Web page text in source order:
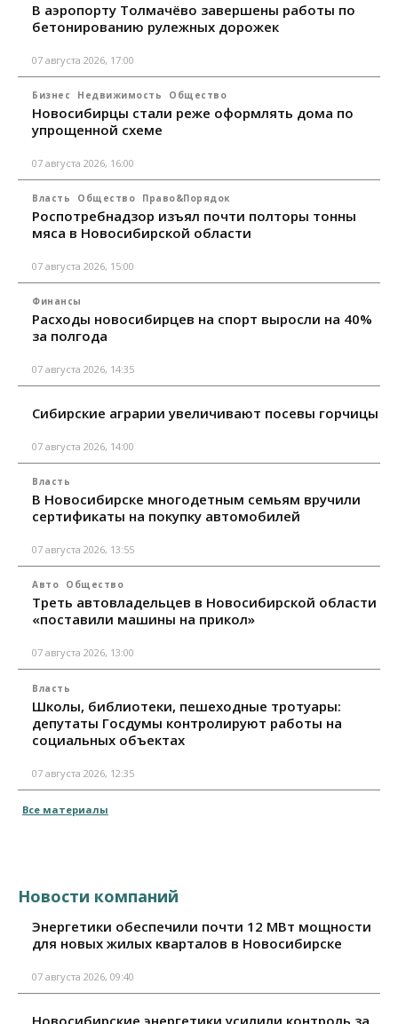
В аэропорту Толмачёво завершены работы по
бетонированию рулежных дорожек
07 августа 2026, 17:00
Бизнес Недвижимость Общество
Новосибирцы стали реже оформлять дома по
упрощенной схеме
07 августа 2026, 16:00
Власть Общество Право&Порядок
Роспотребнадзор изъял почти полторы тонны
мяса в Новосибирской области
07 августа 2026, 15:00
Финансы
Расходы новосибирцев на спорт выросли на 40%
за полгода
07 августа 2026, 14:35
Сибирские аграрии увеличивают посевы горчицы
07 августа 2026, 14:00
Власть
В Новосибирске многодетным семьям вручили
сертификаты на покупку автомобилей
07 августа 2026, 13:55
Авто Общество
Треть автовладельцев в Новосибирской области
«поставили машины на прикол»
07 августа 2026, 13:00
Власть
Школы, библиотеки, пешеходные тротуары:
депутаты Госдумы контролируют работы на
социальных объектах
07 августа 2026, 12:35
Все материалы
Новости компаний
Энергетики обеспечили почти 12 МВт мощности
для новых жилых кварталов в Новосибирске
07 августа 2026, 09:40
Новосибирские энергетики усилили контроль за